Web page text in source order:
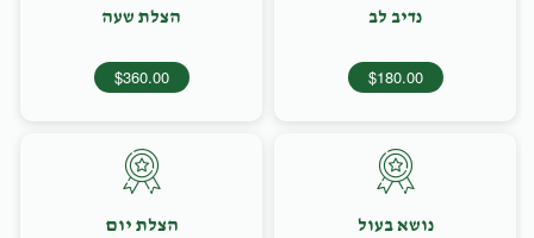
נדיב לב
$180.00
הצלת שעה
$360.00
נושא בעול הצלת יום